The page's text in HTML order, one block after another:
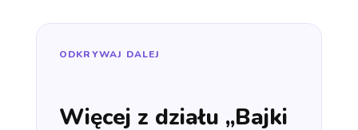
ODKRYWAJ DALEJ
Więcej z działu „Bajki